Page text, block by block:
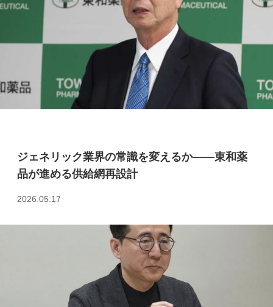
ジェネリック業界の常識を変えるか――東和薬
品が進める供給網再設計
2026.05.17